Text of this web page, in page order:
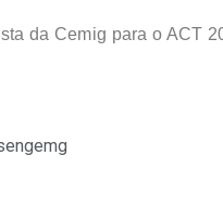
da Cemig para o ACT